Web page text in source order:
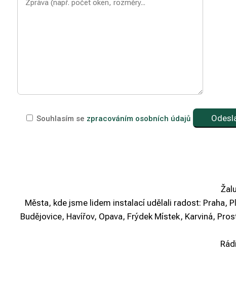
Souhlasím se zpracováním osobních údajů
Města, kde jsme lidem instalací udělali radost: Praha,
Budějovice, Havířov, Opava, Frýdek Místek, Karviná,